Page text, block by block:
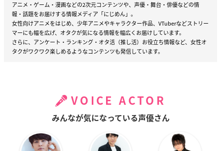
アニメ・ゲーム・漫画などの2次元コンテンツや、声優・舞台・俳優などの情
報・話題をお届けする情報メディア「にじめん」。
女性向けアニメをはじめ、少年アニメやキャラクター作品、VTuberなどストリー
マーにも幅を広げ、オタクが気になる情報を幅広くお届けしています。
さらに、アンケート・ランキング・オタ活（推し活）お役立ち情報など、女性オ
タクがワクワク楽しめるようなコンテンツも発信しています。
VOICE ACTOR
みんなが気になっている声優さん